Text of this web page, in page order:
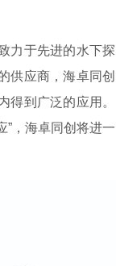
力于先进的水下探
供应商，海卓同创
得到广泛的应用。
”，海卓同创将进一